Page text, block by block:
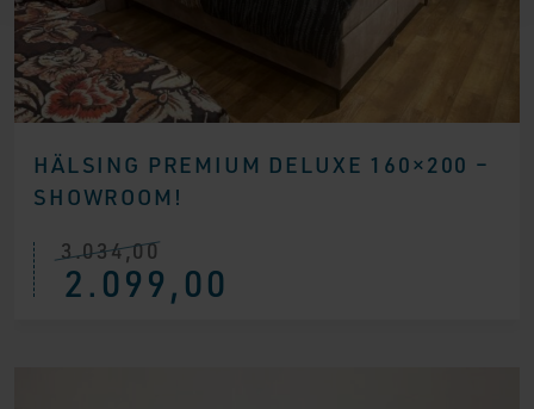
HÄLSING PREMIUM DELUXE 160×200 –
SHOWROOM!
3.034,00
Ursprünglicher
Preis
war:
2.099,00
Aktueller
Preis
ist: